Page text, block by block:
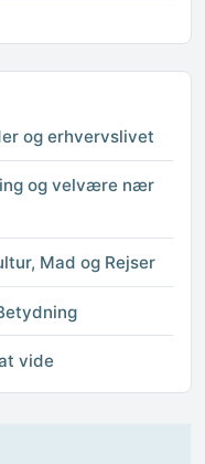
og erhvervslivet
og velvære nær
Mad og Rejser
vide